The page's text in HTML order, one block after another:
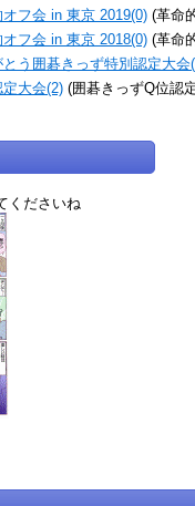
フ会 in 東京 2019(0) (革命
フ会 in 東京 2018(0) (革命
う囲碁きっず特別認定大会
大会(2) (囲碁きっずQ位認
くださいね